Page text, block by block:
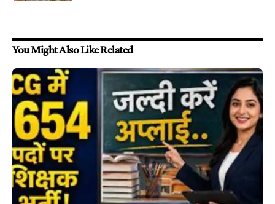
You Might Also Like Related